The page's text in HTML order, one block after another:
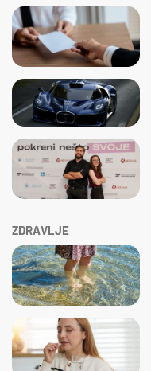
ZDRAVLJE